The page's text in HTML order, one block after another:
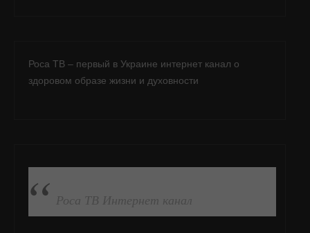
Роса ТВ – первый в Украине интернет канал о
здоровом образе жизни и духовности
ПОДПИСАТЬСЯ НА FB
Роса ТВ Интернет канал